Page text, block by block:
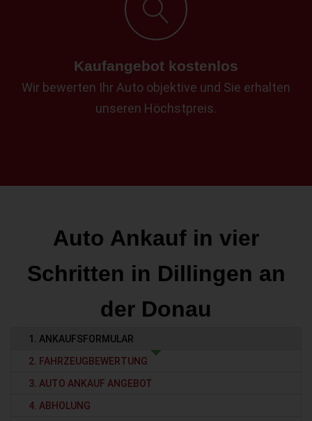
Kaufangebot kostenlos
Wir bewerten Ihr Auto objektive und Sie erhalten
unseren Höchstpreis.
Auto Ankauf in vier
Schritten in Dillingen an
der Donau
1. ANKAUFSFORMULAR
2. FAHRZEUGBEWERTUNG
3. AUTO ANKAUF ANGEBOT
4. ABHOLUNG